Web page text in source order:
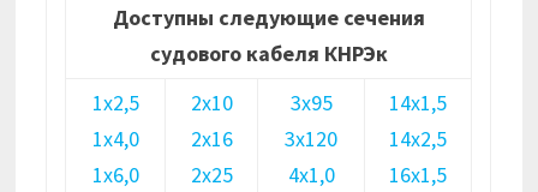
Доступны следующие сечения
судового кабеля КНРЭк
1х2,5
1х4,0
1х6,0
2х10
2х16
2х25
3х95
3х120
4х1,0
14х1,5
14х2,5
16х1,5